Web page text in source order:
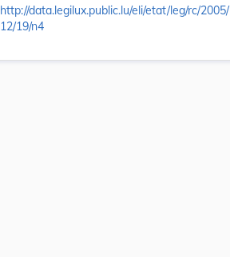
http://data.legilux.public.lu/eli/etat/leg/rc/2005/
12/19/n4